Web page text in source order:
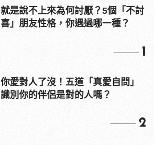
就是說不上來為何討厭？5個「不討
喜」朋友性格，你遇過哪一種？
1
你愛對人了沒！五道「真愛自問」
識別你的伴侶是對的人嗎？
2